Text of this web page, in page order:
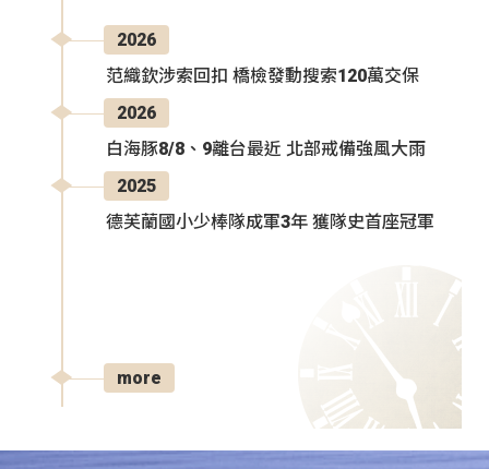
2026
范織欽涉索回扣 橋檢發動搜索120萬交保
2026
白海豚8/8、9離台最近 北部戒備強風大雨
2025
德芙蘭國小少棒隊成軍3年 獲隊史首座冠軍
more